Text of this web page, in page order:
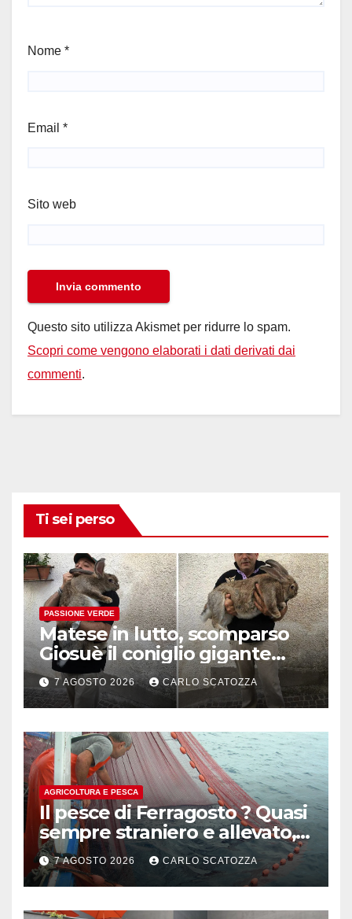
Nome *
Email *
Sito web
Questo sito utilizza Akismet per ridurre lo spam.
Scopri come vengono elaborati i dati derivati dai
commenti.
Ti sei perso
PASSIONE VERDE
Matese in lutto, scomparso
Giosuè il coniglio gigante
pluripremiato
7 AGOSTO 2026 CARLO SCATOZZA
AGRICOLTURA E PESCA
Il pesce di Ferragosto ? Quasi
sempre straniero e allevato,
in sofferenza
7 AGOSTO 2026 CARLO SCATOZZA